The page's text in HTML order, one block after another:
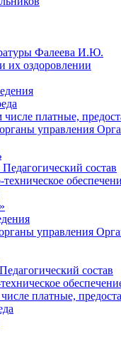
Фалеева И.Ю.
их оздоровлении
платные,
управления
состав
управления
состав
платные,